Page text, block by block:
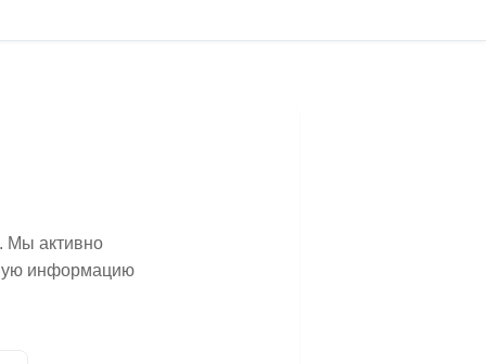
Мы активно
информацию